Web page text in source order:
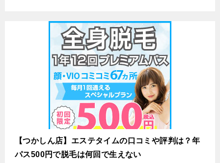
【つかしん店】エステタイムの口コミや評判は？年
パス500円で脱毛は何回で生えない